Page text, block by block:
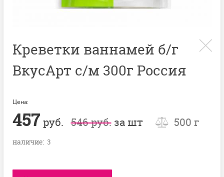
Креветки ваннамей б/г
ВкусАрт с/м 300г Россия
Цена:
457 руб.546 руб.за шт 500 г
наличие: 3